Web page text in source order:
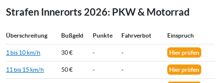
Strafen Innerorts 2026: PKW & Motorrad
Überschreitung Bußgeld Punkte Fahrverbot Einspruch
1 bis 10 km/h 30 € - - Hier prüfen
11 bis 15 km/h 50 € - - Hier prüfen